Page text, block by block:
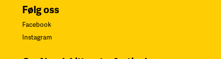
Følg oss
Facebook
Instagram